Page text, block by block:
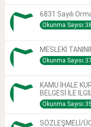
6831 Sayılı
Okunma
MESLEKİ
Okunma
KAMU İHALE
BELGESİ İLE
Okunma
SÖZLEŞMELİ/